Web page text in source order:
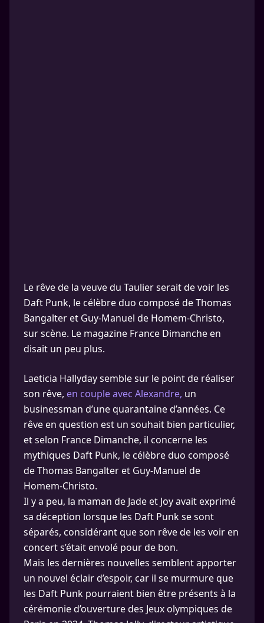
Le rêve de la veuve du Taulier serait de voir les
Daft Punk, le célèbre duo composé de Thomas
Bangalter et Guy-Manuel de Homem-Christo,
sur scène. Le magazine France Dimanche en
disait un peu plus.
Laeticia Hallyday semble sur le point de réaliser
son rêve, en couple avec Alexandre, un
businessman d’une quarantaine d’années. Ce
rêve en question est un souhait bien particulier,
et selon France Dimanche, il concerne les
mythiques Daft Punk, le célèbre duo composé
de Thomas Bangalter et Guy-Manuel de
Homem-Christo.
Il y a peu, la maman de Jade et Joy avait exprimé
sa déception lorsque les Daft Punk se sont
séparés, considérant que son rêve de les voir en
concert s’était envolé pour de bon.
Mais les dernières nouvelles semblent apporter
un nouvel éclair d’espoir, car il se murmure que
les Daft Punk pourraient bien être présents à la
cérémonie d’ouverture des Jeux olympiques de